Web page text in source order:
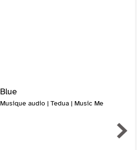
Blue
Musique audio | Tedua | Music Me